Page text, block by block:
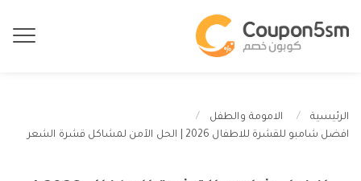
الرئيسية
الامومة والطفل
افضل شامبو للقشرة للاطفال 2026 | الحل الآمن لمشاكل قشرة الشعر